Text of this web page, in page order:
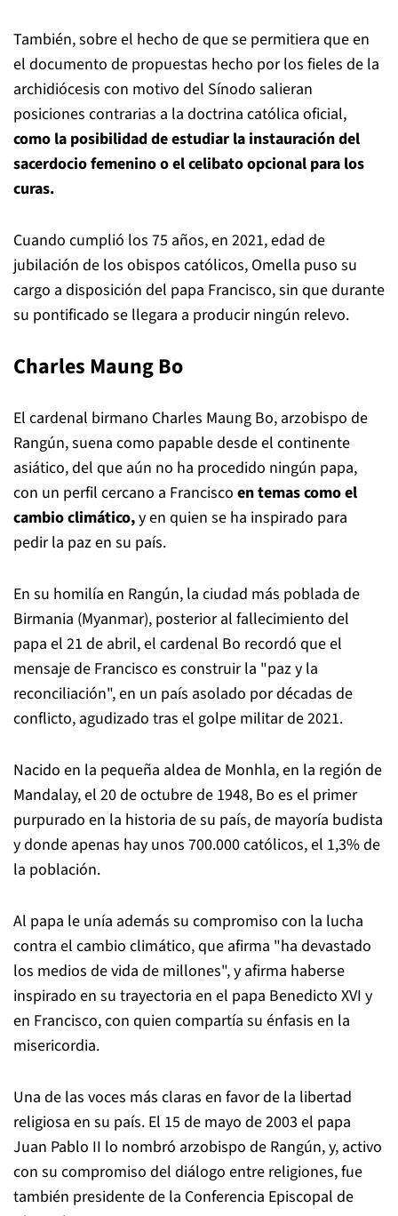
También, sobre el hecho de que se permitiera que en
el documento de propuestas hecho por los fieles de la
archidiócesis con motivo del Sínodo salieran
posiciones contrarias a la doctrina católica oficial,
como la posibilidad de estudiar la instauración del
sacerdocio femenino o el celibato opcional para los
curas.
Cuando cumplió los 75 años, en 2021, edad de
jubilación de los obispos católicos, Omella puso su
cargo a disposición del papa Francisco, sin que durante
su pontificado se llegara a producir ningún relevo.
Charles Maung Bo
El cardenal birmano Charles Maung Bo, arzobispo de
Rangún, suena como papable desde el continente
asiático, del que aún no ha procedido ningún papa,
con un perfil cercano a Francisco en temas como el
cambio climático,y en quien se ha inspirado para
pedir la paz en su país.
En su homilía en Rangún, la ciudad más poblada de
Birmania (Myanmar), posterior al fallecimiento del
papa el 21 de abril, el cardenal Bo recordó que el
mensaje de Francisco es construir la "paz y la
reconciliación", en un país asolado por décadas de
conflicto, agudizado tras el golpe militar de 2021.
Nacido en la pequeña aldea de Monhla, en la región de
Mandalay, el 20 de octubre de 1948, Bo es el primer
purpurado en la historia de su país, de mayoría budista
y donde apenas hay unos 700.000 católicos, el 1,3% de
la población.
Al papa le unía además su compromiso con la lucha
contra el cambio climático, que afirma "ha devastado
los medios de vida de millones", y afirma haberse
inspirado en su trayectoria en el papa Benedicto XVI y
en Francisco, con quien compartía su énfasis en la
misericordia.
Una de las voces más claras en favor de la libertad
religiosa en su país. El 15 de mayo de 2003 el papa
Juan Pablo II lo nombró arzobispo de Rangún, y, activo
con su compromiso del diálogo entre religiones, fue
también presidente de la Conferencia Episcopal de